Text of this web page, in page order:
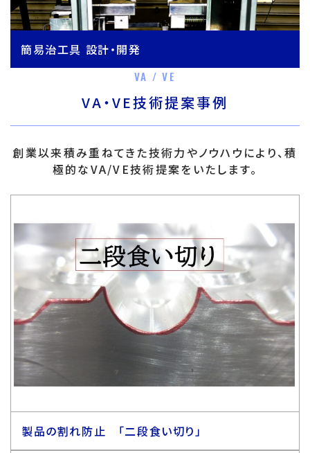
簡易治工具 設計・開発
VA / VE
VA・VE技術提案事例
創業以来積み重ねてきた技術力やノウハウにより、積
極的なVA/VE技術提案をいたします。
製品の割れ防止 「二段食い切り」